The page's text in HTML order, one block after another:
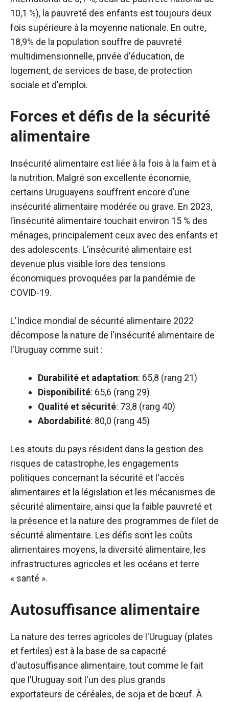
10,1 %), la pauvreté des enfants est toujours deux
fois supérieure à la moyenne nationale. En outre,
18,9% de la population souffre de pauvreté
multidimensionnelle, privée d'éducation, de
logement, de services de base, de protection
sociale et d'emploi.
Forces et défis de la sécurité
alimentaire
Insécurité alimentaire est liée à la fois à la faim et à
la nutrition. Malgré son excellente économie,
certains Uruguayens souffrent encore d’une
insécurité alimentaire modérée ou grave. En 2023,
l’insécurité alimentaire touchait environ 15 % des
ménages, principalement ceux avec des enfants et
des adolescents. L’insécurité alimentaire est
devenue plus visible lors des tensions
économiques provoquées par la pandémie de
COVID-19.
L'Indice mondial de sécurité alimentaire 2022
décompose la nature de l'insécurité alimentaire de
l'Uruguay comme suit :
Durabilité et adaptation: 65,8 (rang 21)
Disponibilité: 65,6 (rang 29)
Qualité et sécurité: 73,8 (rang 40)
Abordabilité: 80,0 (rang 45)
​​Les atouts du pays résident dans la gestion des
risques de catastrophe, les engagements
politiques concernant la sécurité et l'accès
alimentaires et la législation et les mécanismes de
sécurité alimentaire, ainsi que la faible pauvreté et
la présence et la nature des programmes de filet de
sécurité alimentaire. Les défis sont les coûts
alimentaires moyens, la diversité alimentaire, les
infrastructures agricoles et les océans etterre
« santé ».
Autosuffisance alimentaire
La nature des terres agricoles de l'Uruguay (plates
et fertiles) est à la base de sa capacité
d'autosuffisance alimentaire, tout comme le fait
que l'Uruguay soit l'un des plus grands
exportateurs de céréales, de soja et de bœuf. À